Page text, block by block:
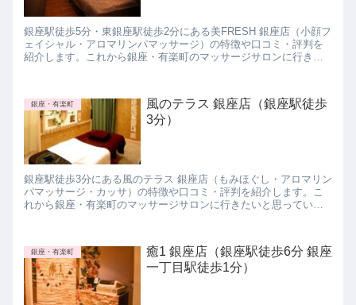
銀座駅徒歩5分・東銀座駅徒歩2分にある美FRESH 銀座店（小顔フ
ェイシャル・アロマリンパマッサージ）の特徴や口コミ・評判を
紹介します。これから銀座・有楽町のマッサージサロンに行きた
銀座・有楽町
風のテラス 銀座店（銀座駅徒歩
3分）
銀座駅徒歩3分にある風のテラス 銀座店（もみほぐし・アロマリン
パマッサージ・カッサ）の特徴や口コミ・評判を紹介します。こ
れから銀座・有楽町のマッサージサロンに行きたいと思っている
銀座・有楽町
癒1 銀座店（銀座駅徒歩6分 銀座
一丁目駅徒歩1分）